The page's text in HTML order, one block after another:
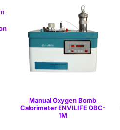
Manual Oxygen Bomb
Calorimeter ENVILIFE OBC-
1M